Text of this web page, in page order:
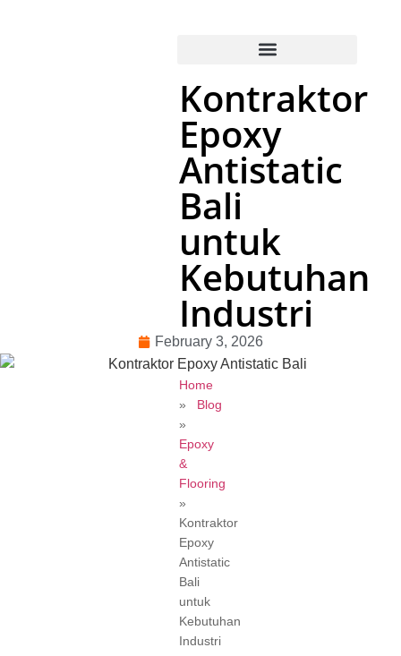
Kontraktor
Epoxy
Antistatic
Bali
untuk
Kebutuhan
Industri
February 3, 2026
Home
»
Blog
»
Epoxy
&
Flooring
»
Kontraktor
Epoxy
Antistatic
Bali
untuk
Kebutuhan
Industri